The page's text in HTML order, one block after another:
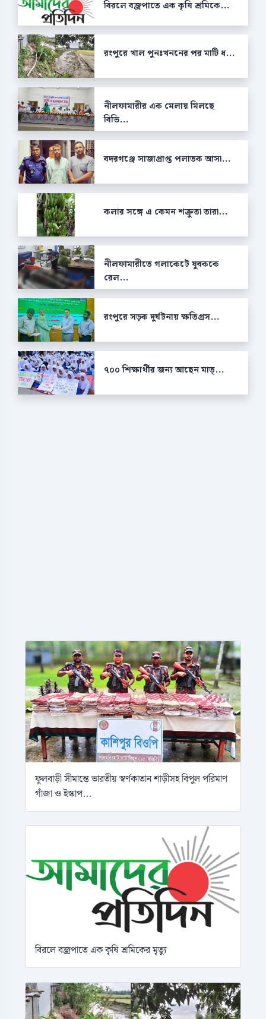
বিরলে বজ্রপাতে এক কৃষি শ্রমিকে...
রংপুরে খাল পুনঃখননের পর মাটি ধ...
নীলফামারীর এক মেলায় মিলছে
বিভি...
বদরগঞ্জে সাজাপ্রাপ্ত পলাতক আসা...
কলার সঙ্গে এ কেমন শক্রুতা তারা...
নীলফামারীতে গলাকেটে যুবককে
রেল...
রংপুরে সড়ক দুর্ঘটনায় ক্ষতিগ্রস...
৭০০ শিক্ষার্থীর জন্য আছেন মাত্...
ফুলবাড়ী সীমান্তে ভারতীয় স্বর্ণকাতান শাড়ীসহ বিপুল পরিমাণ
গাঁজা ও ইস্কাপ...
বিরলে বজ্রপাতে এক কৃষি শ্রমিকের মৃত্যু